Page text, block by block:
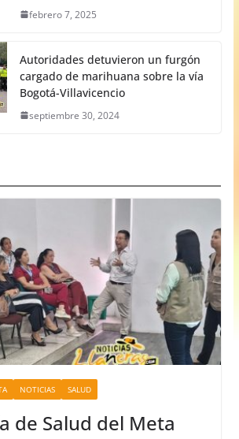
febrero 7, 2025
Autoridades detuvieron un furgón
cargado de marihuana sobre la vía
Bogotá-Villavicencio
septiembre 30, 2024
NOTICIAS SALUD
de Salud del Meta